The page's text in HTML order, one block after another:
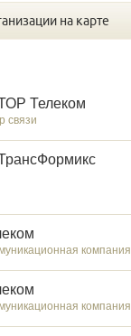
на карте
Телеком
связи
компания
компания